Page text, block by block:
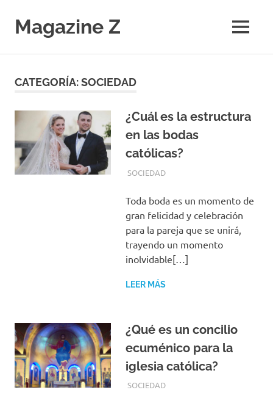
contenido
Magazine Z
Tecnología,
Economía.
Diario
MENÚ
CATEGORÍA:SOCIEDAD
¿Cuál es la estructura
en las bodas
católicas?
ABRIL 27, 2020
REDACCIONES
SOCIEDAD
Toda boda es un momento de
gran felicidad y celebración
para la pareja que se unirá,
trayendo un momento
inolvidable[…]
LEER MÁS
¿Qué es un concilio
ecuménico para la
iglesia católica?
ABRIL 26, 2020
REDACCIONES
SOCIEDAD